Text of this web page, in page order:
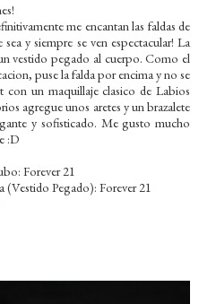
me encantan las faldas de
y siempre se ven espectacular! La
vestido pegado al cuerpo. Como el
puse la falda por encima y no se
un maquillaje clasico de Labios
agregue unos aretes y un brazalete
y sofisticado. Me gusto mucho
:D
Forever 21
(Vestido Pegado): Forever 21